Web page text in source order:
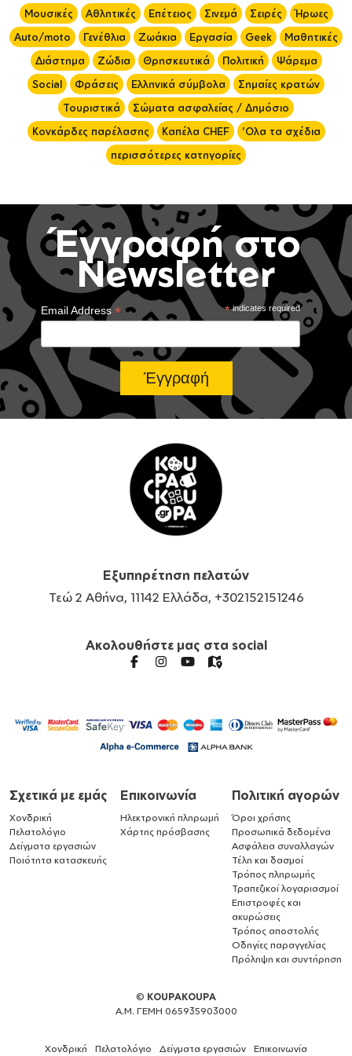
Μουσικές
Αθλητικές Επέτειος Σινεμά Σειρές
Ήρωες
Auto/moto
Γενέθλια Ζωάκια Εργασία Geek
Μαθητικές
Διάστημα
Ζώδια Θρησκευτικά Πολιτική
Ψάρεμα
Social
Φράσεις Ελληνικά σύμβολα
Σημαίες κρατών
Τουριστικά
Σώματα ασφαλείας / Δημόσιο
Κονκάρδες παρέλασης
Καπέλα CHEF
'Ολα τα σχέδια
περισσότερες κατηγορίες
Έγγραφή στο
Newsletter
*indicates required
Email Address*
Εξυπηρέτηση πελατών
Τεώ 2 Αθήνα, 11142 Ελλάδα, +302152151246
Ακολουθήστε μας στα social
Σχετικά με εμάς
Χονδρική
Πελατολόγιο
Δείγματα εργασιών
Ποιότητα κατασκευής
Επικοινωνία
Ηλεκτρονική πληρωμή
Χάρτης πρόσβασης
Πολιτική αγορών
Όροι χρήσης
Προσωπικά δεδομένα
Ασφάλεια συναλλαγών
Τέλη και δασμοί
Τρόπος πληρωμής
Τραπεζικοί λογαριασμοί
Επιστροφές και
ακυρώσεις
Τρόπος αποστολής
Οδηγίες παραγγελίας
Πρόληψη και συντήρηση
© KOUPAKOUPA
Α.Μ. ΓΕΜΗ 065935903000
Χονδρική Πελατολόγιο Δείγματα εργασιών Επικοινωνία